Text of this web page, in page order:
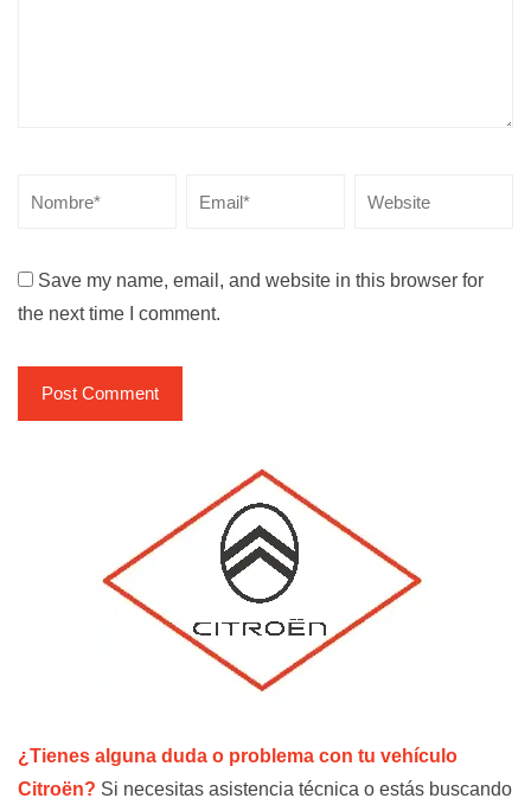
Save my name, email, and website in this browser for
the next time I comment.
¿Tienes alguna duda o problema con tu vehículo
Citroën? Si necesitas asistencia técnica o estás buscando